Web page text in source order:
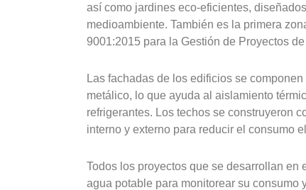
así como jardines eco-eficientes,
medioambiente. También es la primera
9001:2015 para la Gestión de Proyectos
Las fachadas de los edificios se
metálico, lo que ayuda al aislamiento
refrigerantes. Los techos se construyeron
interno y externo para reducir el consumo
Todos los proyectos que se desarrollan
agua potable para monitorear su consumo